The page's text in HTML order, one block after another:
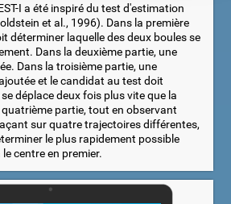
I a été inspiré du test d'estimation
et al., 1996). Dans la première
déterminer laquelle des deux boules se
Dans la deuxième partie, une
Dans la troisième partie, une
et le candidat au test doit
déplace deux fois plus vite que la
quatrième partie, tout en observant
sur quatre trajectoires différentes,
le plus rapidement possible
centre en premier.